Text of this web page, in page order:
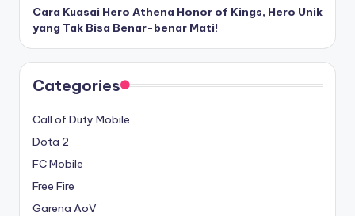
Cara Kuasai Hero Athena Honor of Kings, Hero Unik
yang Tak Bisa Benar-benar Mati!
Categories
Call of Duty Mobile
Dota 2
FC Mobile
Free Fire
Garena AoV